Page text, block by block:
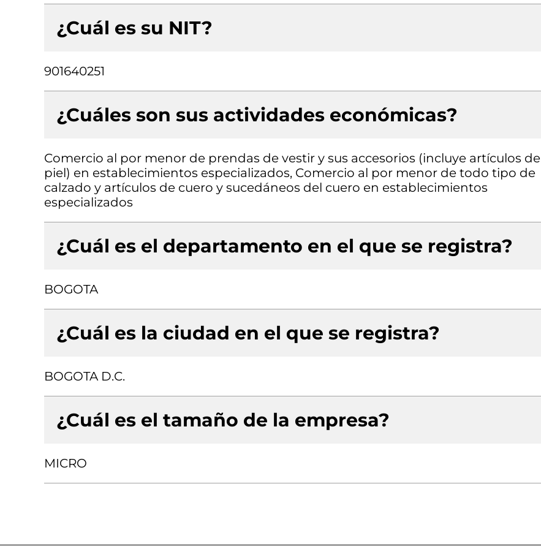
¿Cuál es su NIT?
901640251
¿Cuáles son sus actividades económicas?
Comercio al por menor de prendas de vestir y sus accesorios (incluye artículos de
piel) en establecimientos especializados, Comercio al por menor de todo tipo de
calzado y artículos de cuero y sucedáneos del cuero en establecimientos
especializados
¿Cuál es el departamento en el que se registra?
BOGOTA
¿Cuál es la ciudad en el que se registra?
BOGOTA D.C.
¿Cuál es el tamaño de la empresa?
MICRO